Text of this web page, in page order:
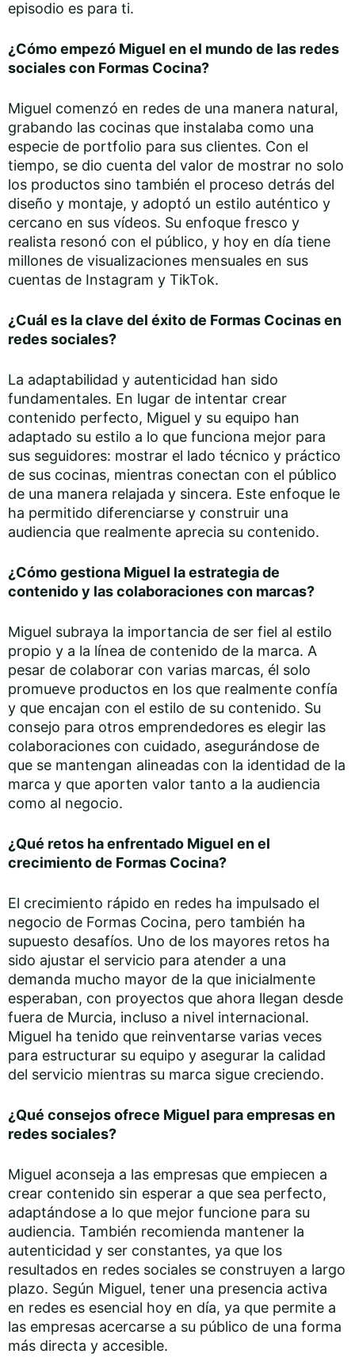
episodio es para ti.
¿Cómo empezó Miguel en el mundo de las redes
sociales con Formas Cocina?
Miguel comenzó en redes de una manera natural,
grabando las cocinas que instalaba como una
especie de portfolio para sus clientes. Con el
tiempo, se dio cuenta del valor de mostrar no solo
los productos sino también el proceso detrás del
diseño y montaje, y adoptó un estilo auténtico y
cercano en sus vídeos. Su enfoque fresco y
realista resonó con el público, y hoy en día tiene
millones de visualizaciones mensuales en sus
cuentas de Instagram y TikTok.
¿Cuál es la clave del éxito de Formas Cocinas en
redes sociales?
La adaptabilidad y autenticidad han sido
fundamentales. En lugar de intentar crear
contenido perfecto, Miguel y su equipo han
adaptado su estilo a lo que funciona mejor para
sus seguidores: mostrar el lado técnico y práctico
de sus cocinas, mientras conectan con el público
de una manera relajada y sincera. Este enfoque le
ha permitido diferenciarse y construir una
audiencia que realmente aprecia su contenido.
¿Cómo gestiona Miguel la estrategia de
contenido y las colaboraciones con marcas?
Miguel subraya la importancia de ser fiel al estilo
propio y a la línea de contenido de la marca. A
pesar de colaborar con varias marcas, él solo
promueve productos en los que realmente confía
y que encajan con el estilo de su contenido. Su
consejo para otros emprendedores es elegir las
colaboraciones con cuidado, asegurándose de
que se mantengan alineadas con la identidad de la
marca y que aporten valor tanto a la audiencia
como al negocio.
¿Qué retos ha enfrentado Miguel en el
crecimiento de Formas Cocina?
El crecimiento rápido en redes ha impulsado el
negocio de Formas Cocina, pero también ha
supuesto desafíos. Uno de los mayores retos ha
sido ajustar el servicio para atender a una
demanda mucho mayor de la que inicialmente
esperaban, con proyectos que ahora llegan desde
fuera de Murcia, incluso a nivel internacional.
Miguel ha tenido que reinventarse varias veces
para estructurar su equipo y asegurar la calidad
del servicio mientras su marca sigue creciendo.
¿Qué consejos ofrece Miguel para empresas en
redes sociales?
Miguel aconseja a las empresas que empiecen a
crear contenido sin esperar a que sea perfecto,
adaptándose a lo que mejor funcione para su
audiencia. También recomienda mantener la
autenticidad y ser constantes, ya que los
resultados en redes sociales se construyen a largo
plazo. Según Miguel, tener una presencia activa
en redes es esencial hoy en día, ya que permite a
las empresas acercarse a su público de una forma
más directa y accesible.